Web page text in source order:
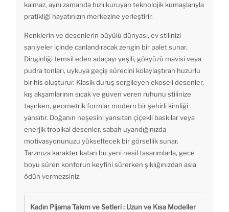
kalmaz, aynı zamanda hızlı kuruyan teknolojik kumaşlarıyla
pratikliği hayatınızın merkezine yerleştirir.
Renklerin ve desenlerin büyülü dünyası, ev stilinizi
saniyeler içinde canlandıracak zengin bir palet sunar.
Dinginliği temsil eden adaçayı yeşili, gökyüzü mavisi veya
pudra tonları, uykuya geçiş sürecini kolaylaştıran huzurlu
bir his oluşturur. Klasik duruş sergileyen ekoseli desenler,
kış akşamlarının sıcak ve güven veren ruhunu stilinize
taşırken, geometrik formlar modern bir şehirli kimliği
yansıtır. Doğanın neşesini yansıtan çiçekli baskılar veya
enerjik tropikal desenler, sabah uyandığınızda
motivasyonunuzu yükseltecek bir görsellik sunar.
Tarzınıza karakter katan bu yeni nesil tasarımlarla, gece
boyu süren konforun keyfini sürerken şıklığınızdan asla
ödün vermezsiniz.
Kadın Pijama Takım ve Setleri : Uzun ve Kısa Modeller